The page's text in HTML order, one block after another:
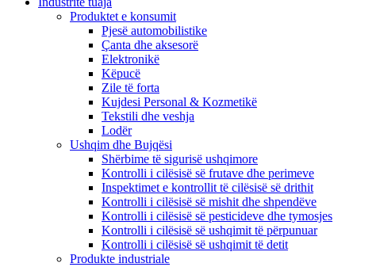
Produktet e konsumit
Pjesë automobilistike
Çanta dhe aksesorë
Elektronikë
Këpucë
Zile të forta
Kujdesi Personal & Kozmetikë
Tekstili dhe veshja
Lodër
Ushqim dhe Bujqësi
Shërbime të sigurisë ushqimore
Kontrolli i cilësisë së frutave dhe perimeve
Inspektimet e kontrollit të cilësisë së drithit
Kontrolli i cilësisë së mishit dhe shpendëve
Kontrolli i cilësisë së pesticideve dhe tymosjes
Kontrolli i cilësisë së ushqimit të përpunuar
Kontrolli i cilësisë së ushqimit të detit
Produkte industriale